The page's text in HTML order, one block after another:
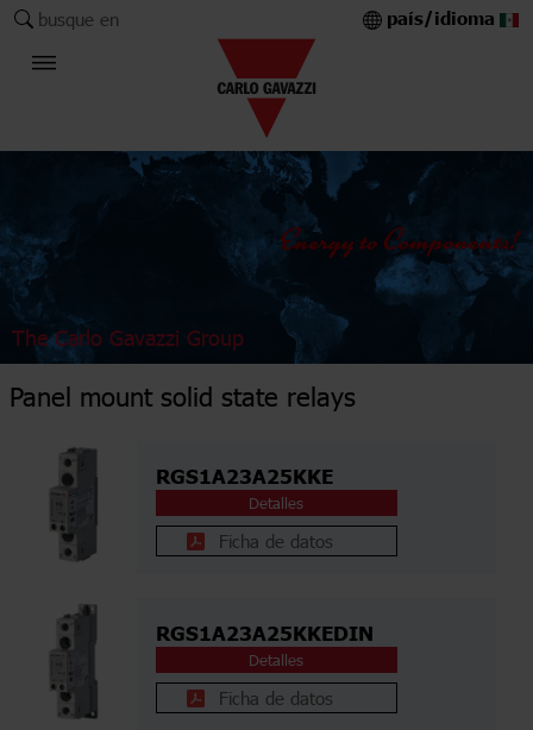
busque en país/idioma
The Carlo Gavazzi Group
Panel mount solid state relays
RGS1A23A25KKE
Detalles
Ficha de datos
RGS1A23A25KKEDIN
Detalles
Ficha de datos